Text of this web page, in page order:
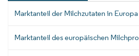
Marktanteil der Milchzutaten in Europa
Marktanteil des europäischen